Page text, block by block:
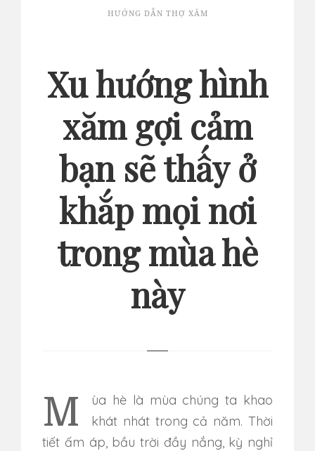
HƯỚNG DẪN THỢ XĂM
Xu hướng hình
xăm gợi cảm
bạn sẽ thấy ở
khắp mọi nơi
trong mùa hè
này
Mùa hè là mùa chúng ta khao
khát nhát trong cả năm. Thời
tiết ấm áp, bầu trời đầy nắng, kỳ nghỉ